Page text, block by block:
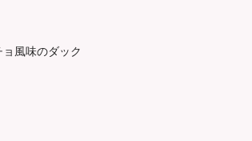
風味のダック